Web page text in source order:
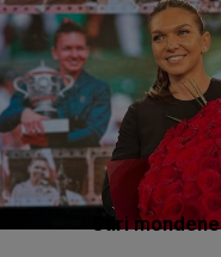
Stiri mondene